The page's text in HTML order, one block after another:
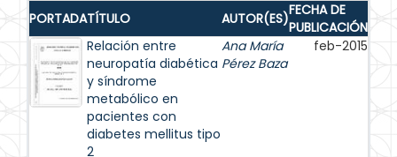
PORTADATÍTULO AUTOR(ES)FECHA DE
PUBLICACIÓN
Relación entre
neuropatía diabética
y síndrome
metabólico en
pacientes con
diabetes mellitus tipo
2
Ana María
Pérez Baza
feb-2015